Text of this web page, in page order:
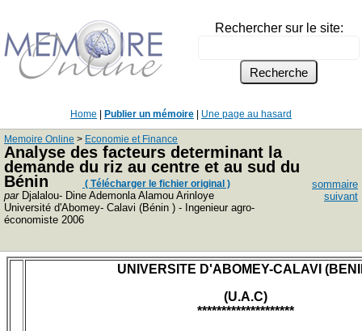
Rechercher sur le site:
Home Publier un mémoire Une page au hasard
Memoire Online > Economie et Finance
Analyse des facteurs determinant la
demande du riz au centre et au sud du
Bénin
( Télécharger le fichier original )
parDjalalou- Dine Ademonla Alamou Arinloye
Université d'Abomey- Calavi (Bénin ) - Ingenieur agro-
économiste 2006
sommaire
suivant
UNIVERSITE D'ABOMEY-CALAVI
(U.A.C)
********************